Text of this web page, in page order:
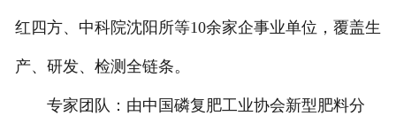
红四方、中科院沈阳所等10余家企事业单位，覆盖生
产、研发、检测全链条。
专家团队：由中国磷复肥工业协会新型肥料分